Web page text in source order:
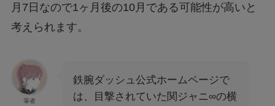
月7日なので1ヶ月後の10月である可能性が高いと
考えられます。
筆者
鉄腕ダッシュ公式ホームページで
は、目撃されていた関ジャニ∞の横